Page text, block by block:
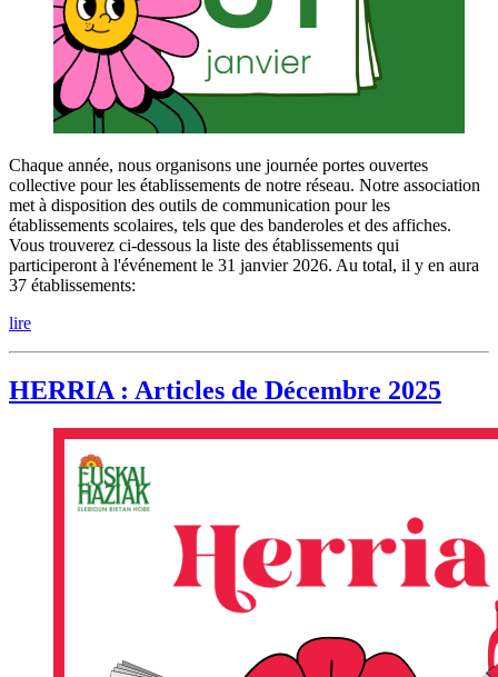
Chaque année, nous organisons une journée portes ouvertes
collective pour les établissements de notre réseau. Notre association
met à disposition des outils de communication pour les
établissements scolaires, tels que des banderoles et des affiches.
Vous trouverez ci-dessous la liste des établissements qui
participeront à l'événement le 31 janvier 2026. Au total, il y en aura
37 établissements:
lire
HERRIA : Articles de Décembre 2025